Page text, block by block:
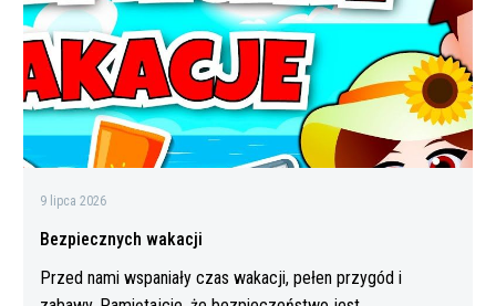
9 lipca 2026
Bezpiecznych wakacji
Przed nami wspaniały czas wakacji, pełen przygód i